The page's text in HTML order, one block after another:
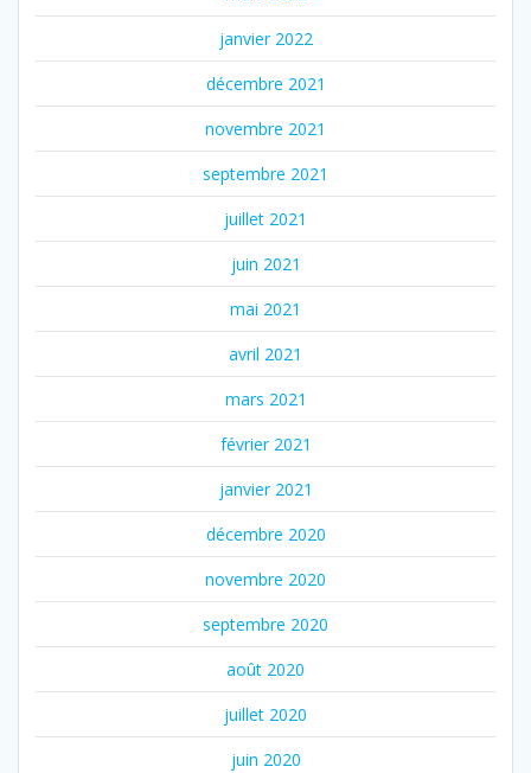
janvier 2022
décembre 2021
novembre 2021
septembre 2021
juillet 2021
juin 2021
mai 2021
avril 2021
mars 2021
février 2021
janvier 2021
décembre 2020
novembre 2020
septembre 2020
août 2020
juillet 2020
juin 2020